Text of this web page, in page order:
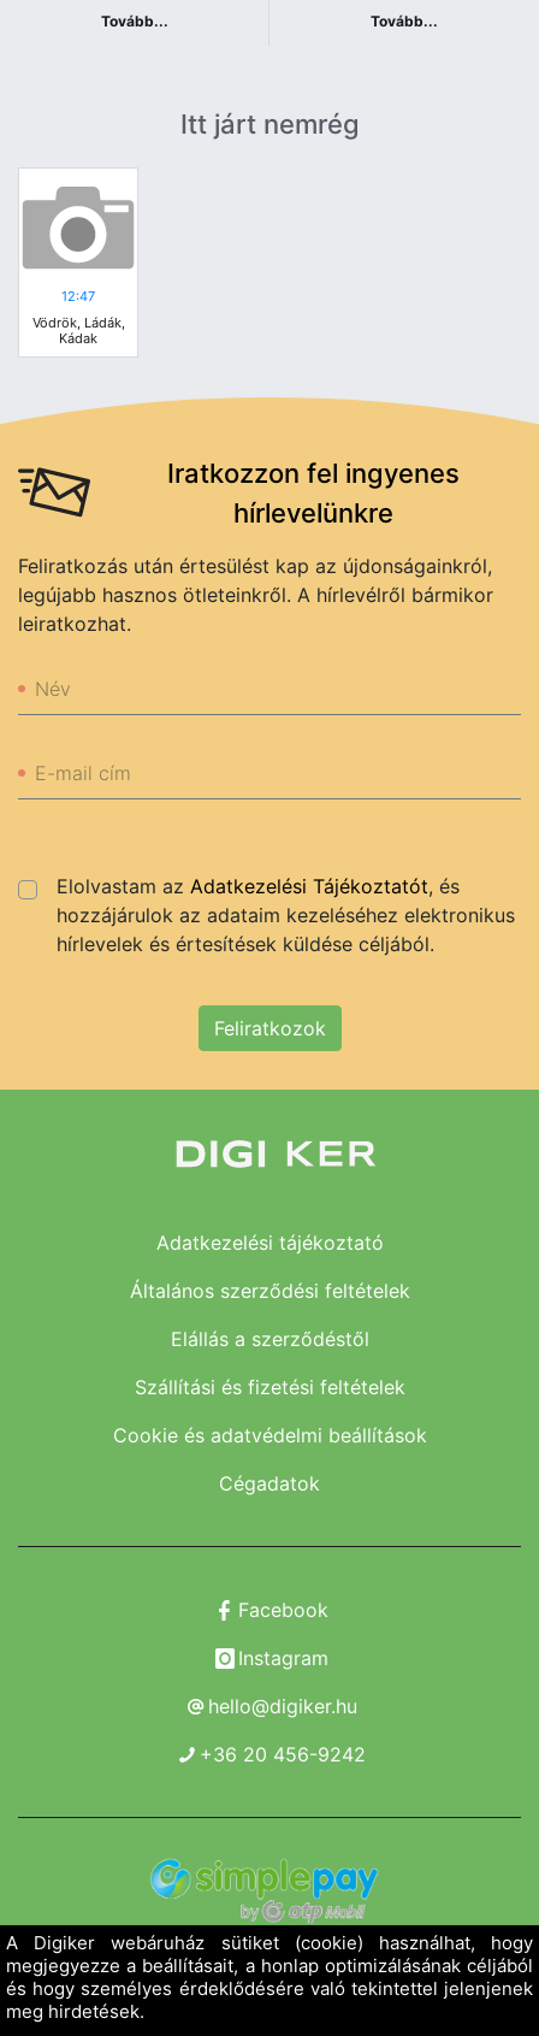
Tovább... Tovább...
Itt járt nemrég
12:47
Vödrök, Ládák,
Kádak
Iratkozzon fel ingyenes
hírlevelünkre
Feliratkozás után értesülést kap az újdonságainkról,
legújabb hasznos ötleteinkről. A hírlevélről bármikor
leiratkozhat.
Név
E-mail cím
Elolvastam az Adatkezelési Tájékoztatót, és
hozzájárulok az adataim kezeléséhez elektronikus
hírlevelek és értesítések küldése céljából.
Feliratkozok
Adatkezelési tájékoztató
Általános szerződési feltételek
Elállás a szerződéstől
Szállítási és fizetési feltételek
Cookie és adatvédelmi beállítások
Cégadatok
Facebook
Instagram
hello@digiker.hu
+36 20 456-9242
Copyright 2019 - 2026. Borsod Agroker Zrt.